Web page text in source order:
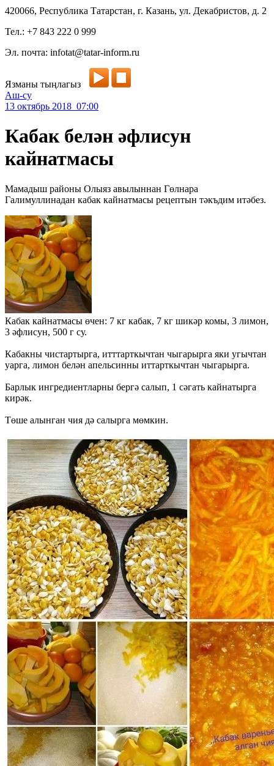
420066, Республика Татарстан, г. Казань, ул. Декабристов, д. 2
Тел.: +7 843 222 0 999
Эл. почта: infotat@tatar-inform.ru
Язманы тыңлагыз
Аш-су
13 октябрь 2018 07:00
Кабак белән әфлисун
кайнатмасы
Мамадыш районы Олыяз авылыннан Гөлнара
Галимуллинадан кабак кайнатмасы рецептын тәкъдим итәбез.
Кабак кайнатмасы өчен: 7 кг кабак, 7 кг шикәр комы, 3 лимон,
3 әфлисун, 500 г су.
Кабакны чистартырга, итттарткычтан чыгарырга яки угычтан
уарга, лимон белән апельсинны иттарткычтан чыгарырга.
Барлык ингредиентларны бергә салып, 1 сәгать кайнатырга
кирәк.
Төше алынган чия дә салырга мөмкин.